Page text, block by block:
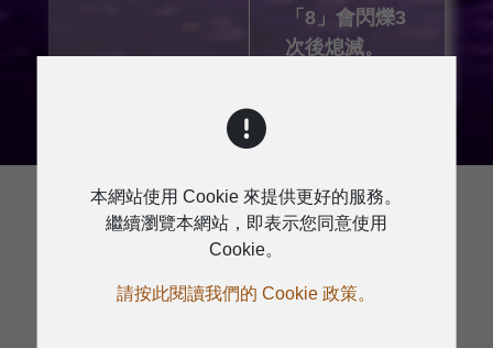
「8」會閃爍3
次後熄滅。
規格
本網站使用 Cookie 來提供更好的服務。
繼續瀏覽本網站，即表示您同意使用
Cookie。
請按此閱讀我們的 Cookie 政策。